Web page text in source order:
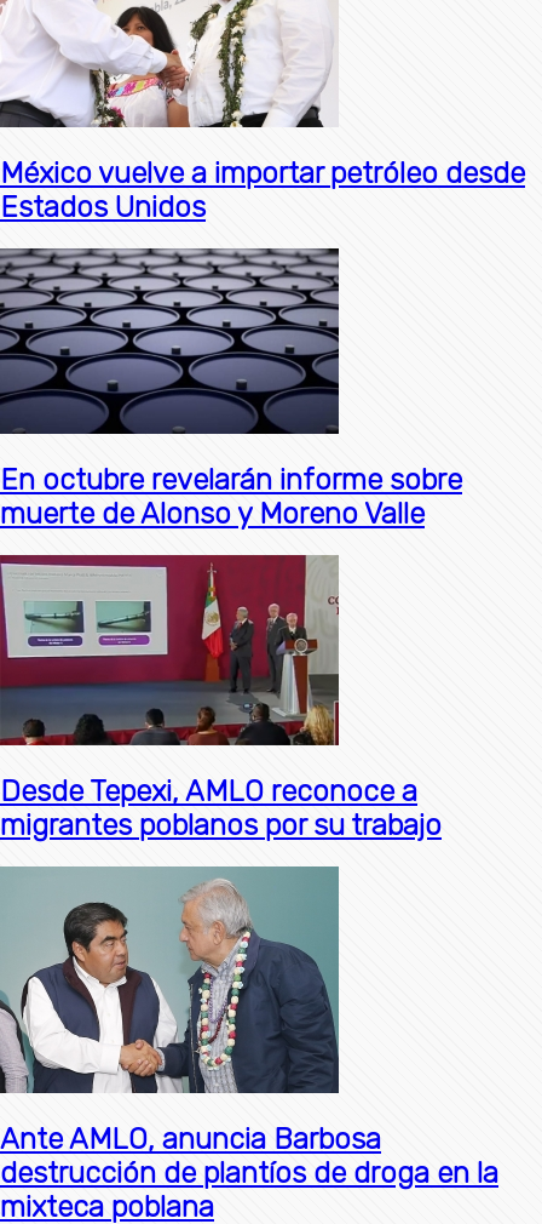
México vuelve a importar petróleo desde
Estados Unidos
En octubre revelarán informe sobre
muerte de Alonso y Moreno Valle
Desde Tepexi, AMLO reconoce a
migrantes poblanos por su trabajo
Ante AMLO, anuncia Barbosa
destrucción de plantíos de droga en la
mixteca poblana